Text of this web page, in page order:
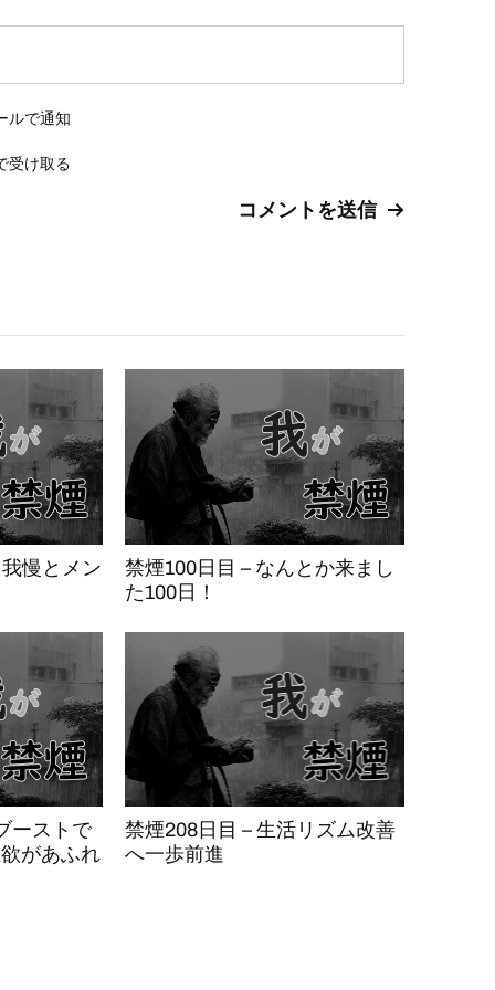
ルで通知
受け取る
慢とメン
禁煙100日目 – なんとか来まし
た100日！
ーストで
があふれ
禁煙208日目 – 生活リズム改善
へ一歩前進